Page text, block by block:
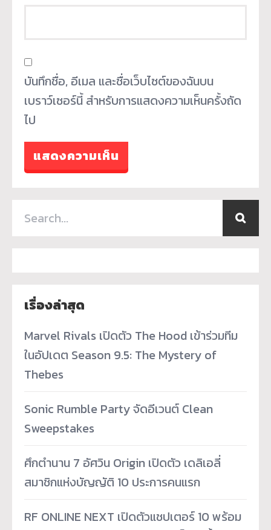
บันทึกชื่อ, อีเมล และชื่อเว็บไซต์ของฉันบน
เบราว์เซอร์นี้ สำหรับการแสดงความเห็นครั้งถัด
ไป
เรื่องล่าสุด
Marvel Rivals เปิดตัว The Hood เข้าร่วมทีม
ในอัปเดต Season 9.5: The Mystery of
Thebes
Sonic Rumble Party จัดอีเวนต์ Clean
Sweepstakes
ศึกตำนาน 7 อัศวิน Origin เปิดตัว เดลิเอลี่
สมาชิกแห่งบัญญัติ 10 ประการคนแรก
RF ONLINE NEXT เปิดตัวแชปเตอร์ 10 พร้อม